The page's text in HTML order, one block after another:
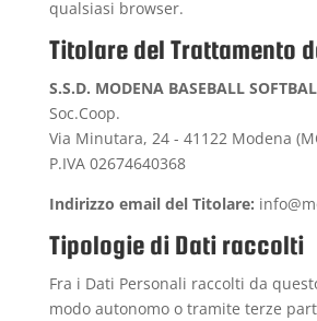
qualsiasi browser.
Titolare del Trattamento
S.S.D. MODENA BASEBALL
Soc.Coop.
Via Minutara, 24 - 41122 Modena
P.IVA 02674640368
Indirizzo email del Titolare:
Tipologie di Dati raccolti
Fra i Dati Personali raccolti da
modo autonomo o tramite terze